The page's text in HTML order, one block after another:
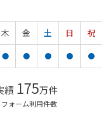
木 金 土 日
祝
● ● ● ● ●
績 175万件
ォーム利用件数